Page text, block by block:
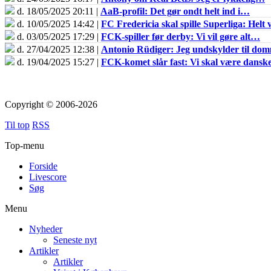
d. 18/05/2025 20:11 | AaB-profil: Det gør ondt helt ind i…
d. 10/05/2025 14:42 | FC Fredericia skal spille Superliga: Helt
d. 03/05/2025 17:29 | FCK-spiller før derby: Vi vil gøre alt…
d. 27/04/2025 12:38 | Antonio Rüdiger: Jeg undskylder til
d. 19/04/2025 15:27 | FCK-komet slår fast: Vi skal være
Copyright © 2006-2026
Til top RSS
Top-menu
Forside
Livescore
Søg
Menu
Nyheder
Seneste nyt
Artikler
Artikler